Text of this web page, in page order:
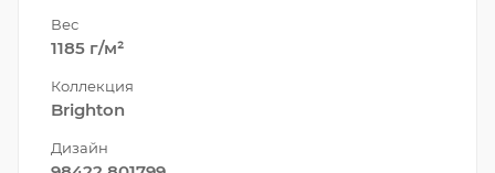
Вес
1185 г/м²
Коллекция
Brighton
Дизайн